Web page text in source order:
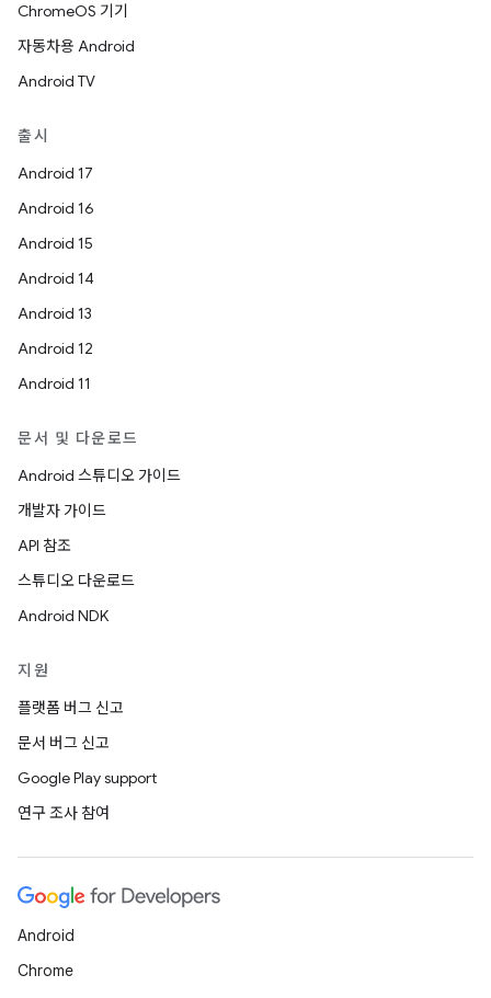
ChromeOS 기기
자동차용 Android
Android TV
출시
Android 17
Android 16
Android 15
Android 14
Android 13
Android 12
Android 11
문서 및 다운로드
Android 스튜디오 가이드
개발자 가이드
API 참조
스튜디오 다운로드
Android NDK
지원
플랫폼 버그 신고
문서 버그 신고
Google Play support
연구 조사 참여
Android
Chrome